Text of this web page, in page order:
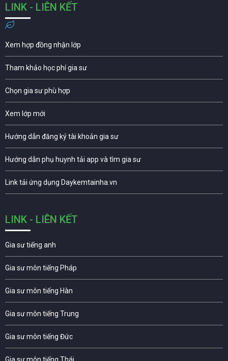
LINK - LIÊN KẾT
Xem hợp đồng nhận lớp
Tham khảo học phí gia sư
Chọn gia sư phù hợp
Xem lớp mới
Hướng dẫn đăng ký tài khoản gia sư
Hướng dẫn phụ huynh tải app và tìm gia sư
Link tải ứng dụng Daykemtainha.vn
LINK - LIÊN KẾT
Gia sư tiếng anh
Gia sư môn tiếng Pháp
Gia sư môn tiếng Hàn
Gia sư môn tiếng Trung
Gia sư môn tiếng Đức
Gia sư môn tiếng Thái